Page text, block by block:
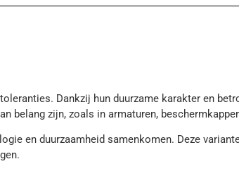
Dankzij hun duurzame karakter en
belang zijn, zoals in armaturen,
en duurzaamheid samenkomen. Deze